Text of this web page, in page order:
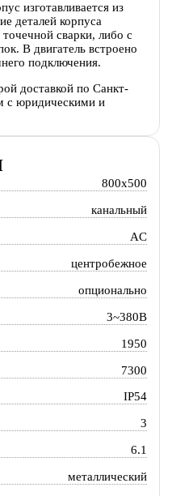
изготавливается из
деталей корпуса
сварки, либо с
В двигатель встроено
подключения.
доставкой по Санкт-
с юридическими и
800x500
канальный
AC
центробежное
опционально
3~380В
1950
7300
IP54
3
6.1
металлический